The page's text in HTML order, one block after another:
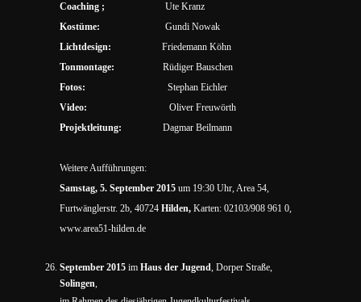
Coaching ; Ute Kranz
Kostüme: Gundi Nowak
Lichtdesign: Friedemann Köhn
Tonmontage: Rüdiger Bauschen
Fotos: Stephan Eichler
Video: Oliver Freuwörth
Projektleitung: Dagmar Beilmann
Weitere Aufführungen:
Samstag, 5. September 2015 um 19:30 Uhr, Area 54,
Furtwänglerstr. 2b, 40724 Hilden, Karten: 02103/908 961 0,
www.area51-hilden.de
September 2015 im Haus der Jugend, Dorper Straße,
Solingen,